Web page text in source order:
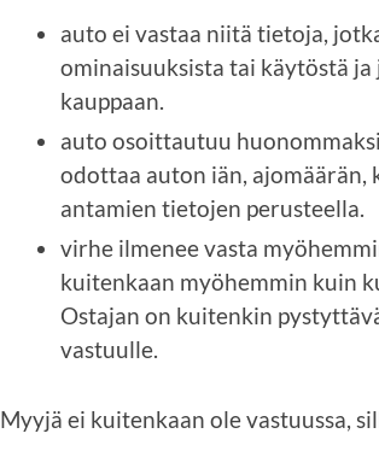
auto ei vastaa niitä tietoja,
ominaisuuksista tai käytöstä
kauppaan.
auto osoittautuu
odottaa auton iän, ajomäärän,
antamien tietojen perusteella.
virhe ilmenee vasta
kuitenkaan myöhemmin kuin
Ostajan on kuitenkin
vastuulle.
Myyjä ei kuitenkaan ole vastuussa,